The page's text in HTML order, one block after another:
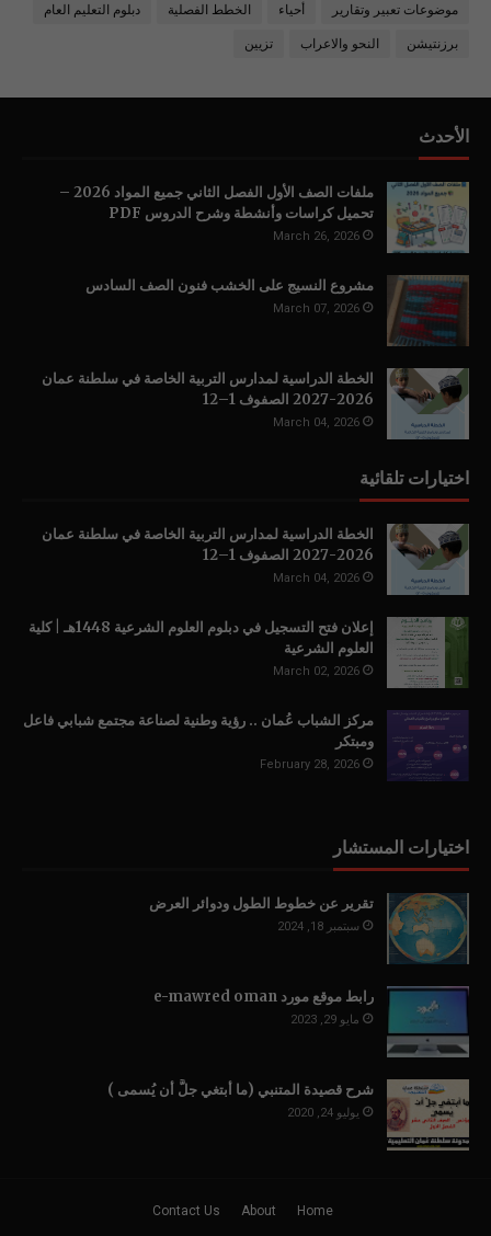
موضوعات تعبير وتقارير أحياء الخطط الفصلية دبلوم التعليم العام
برزنتيشن النحو والاعراب تزيين
الأحدث
ملفات الصف الأول الفصل الثاني جميع المواد 2026 –
تحميل كراسات وأنشطة وشرح الدروس PDF
March 26, 2026
مشروع النسيج على الخشب فنون الصف السادس
March 07, 2026
الخطة الدراسية لمدارس التربية الخاصة في سلطنة عمان
2026-2027 الصفوف 1–12
March 04, 2026
اختيارات تلقائية
الخطة الدراسية لمدارس التربية الخاصة في سلطنة عمان
2026-2027 الصفوف 1–12
March 04, 2026
إعلان فتح التسجيل في دبلوم العلوم الشرعية 1448هـ | كلية
العلوم الشرعية
March 02, 2026
مركز الشباب عُمان .. رؤية وطنية لصناعة مجتمع شبابي فاعل
ومبتكر
February 28, 2026
اختيارات المستشار
تقرير عن خطوط الطول ودوائر العرض
سبتمبر 18, 2024
رابط موقع مورد e-mawred oman
مايو 29, 2023
شرح قصيدة المتنبي (ما أبتغي جلَّ أن يُسمى )
يوليو 24, 2020
Home
About
Contact Us